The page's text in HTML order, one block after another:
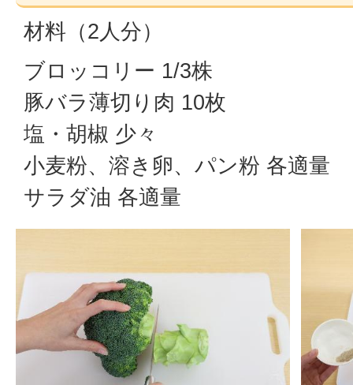
材料（2人分）
ブロッコリー 1/3株
豚バラ薄切り肉 10枚
塩・胡椒 少々
小麦粉、溶き卵、パン粉 各適量
サラダ油 各適量